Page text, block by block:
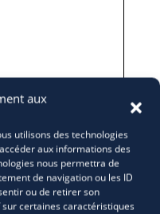
aux
utilisons des technologies
aux informations des
nous permettra de
de navigation ou les ID
ou de retirer son
certaines caractéristiques